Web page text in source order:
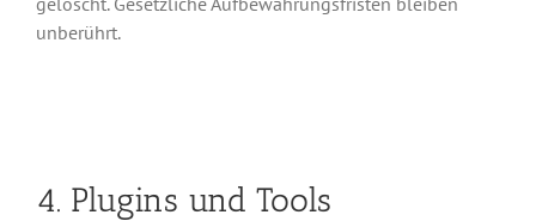
unberührt.
4. Plugins und Tools